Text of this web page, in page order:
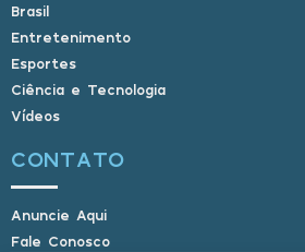
Brasil
Entretenimento
Esportes
Ciência e Tecnologia
Vídeos
CONTATO
Anuncie Aqui
Fale Conosco